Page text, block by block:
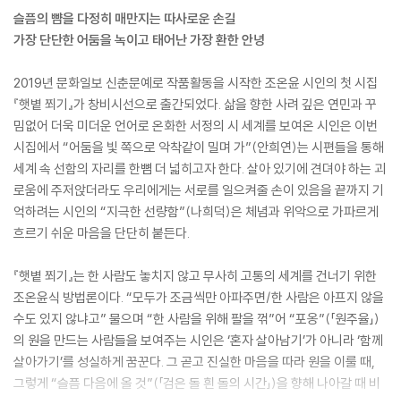
슬픔의 뺨을 다정히 매만지는 따사로운 손길
가장 단단한 어둠을 녹이고 태어난 가장 환한 안녕
2019년 문화일보 신춘문예로 작품활동을 시작한 조온윤 시인의 첫 시집
『햇볕 쬐기』가 창비시선으로 출간되었다. 삶을 향한 사려 깊은 연민과 꾸
밈없어 더욱 미더운 언어로 온화한 서정의 시 세계를 보여온 시인은 이번
시집에서 “어둠을 빛 쪽으로 악착같이 밀며 가”(안희연)는 시편들을 통해
세계 속 선함의 자리를 한뼘 더 넓히고자 한다. 살아 있기에 견뎌야 하는 괴
로움에 주저앉더라도 우리에게는 서로를 일으켜줄 손이 있음을 끝까지 기
억하려는 시인의 “지극한 선량함”(나희덕)은 체념과 위악으로 가파르게
흐르기 쉬운 마음을 단단히 붙든다.
『햇볕 쬐기』는 한 사람도 놓치지 않고 무사히 고통의 세계를 건너기 위한
조온윤식 방법론이다. “모두가 조금씩만 아파주면/한 사람은 아프지 않을
수도 있지 않냐고” 물으며 “한 사람을 위해 팔을 꺾”어 “포옹”(「원주율」)
의 원을 만드는 사람들을 보여주는 시인은 ‘혼자 살아남기’가 아니라 ‘함께
살아가기’를 성실하게 꿈꾼다. 그 곧고 진실한 마음을 따라 원을 이룰 때,
그렇게 “슬픔 다음에 올 것”(「검은 돌 흰 돌의 시간」)을 향해 나아갈 때 비